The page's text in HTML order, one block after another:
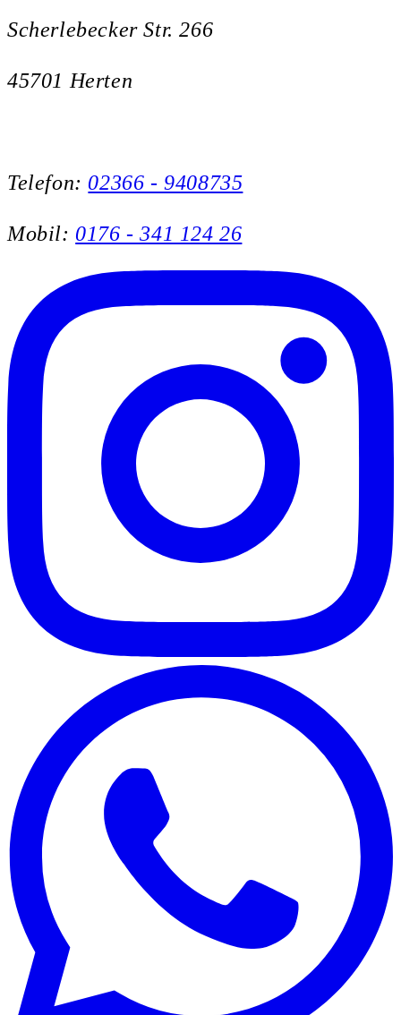
Scherlebecker Str. 266
45701 Herten
Telefon: 02366 - 9408735
Mobil: 0176 - 341 124 26